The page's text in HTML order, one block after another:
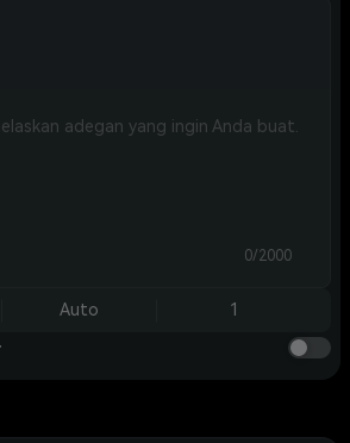
adegan yang ingin Anda buat.
0/2000
Auto 1